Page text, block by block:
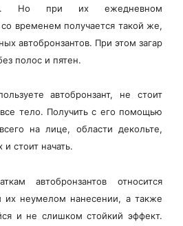
Но при их ежедневном
временем получается такой же,
автобронзантов. При этом загар
полос и пятен.
автобронзант, не стоит
все тело. Получить с его помощью
на лице, области декольте,
и стоит начать.
автобронзантов относится
их неумелом нанесении, а также
и не слишком стойкий эффект.